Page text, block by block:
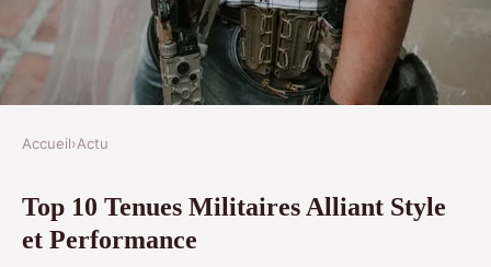
Top 10 tenues militaires alliant
style et performance
Accueil›Actu
Top 10 Tenues Militaires Alliant Style
et Performance